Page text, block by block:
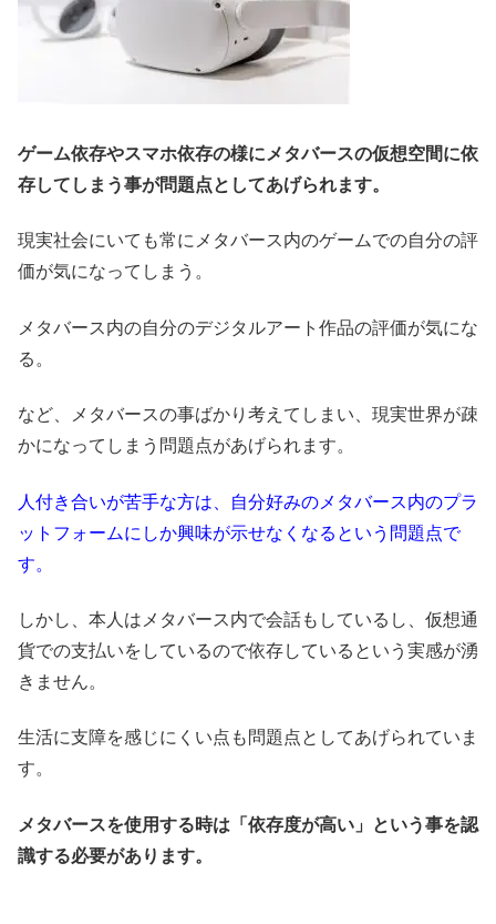
ゲーム依存やスマホ依存の様にメタバースの仮想空間に依
存してしまう事が問題点としてあげられます。
現実社会にいても常にメタバース内のゲームでの自分の評
価が気になってしまう。
メタバース内の自分のデジタルアート作品の評価が気にな
る。
など、メタバースの事ばかり考えてしまい、現実世界が疎
かになってしまう問題点があげられます。
人付き合いが苦手な方は、自分好みのメタバース内のプラ
ットフォームにしか興味が示せなくなるという問題点で
す。
しかし、本人はメタバース内で会話もしているし、仮想通
貨での支払いをしているので依存しているという実感が湧
きません。
生活に支障を感じにくい点も問題点としてあげられていま
す。
メタバースを使用する時は「依存度が高い」という事を認
識する必要があります。